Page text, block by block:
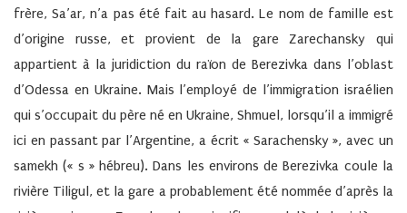
frère, Sa’ar, n’a pas été fait au hasard. Le nom de famille est
d’origine russe, et provient de la gare Zarechansky qui
appartient à la juridiction du raïon de Berezivka dans l’oblast
d’Odessa en Ukraine. Mais l’employé de l’immigration israélien
qui s’occupait du père né en Ukraine, Shmuel, lorsqu’il a immigré
ici en passant par l’Argentine, a écrit « Sarachensky », avec un
samekh (« s » hébreu). Dans les environs de Berezivka coule la
rivière Tiligul, et la gare a probablement été nommée d’après la